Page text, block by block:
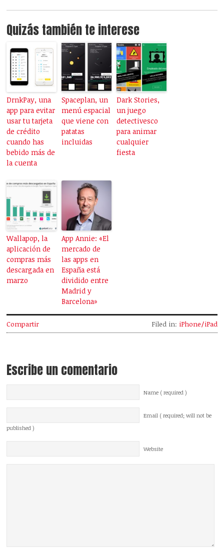
Quizás también te interese
DrnkPay, una
app para evitar
usar tu tarjeta
de crédito
cuando has
bebido más de
la cuenta
Spaceplan, un
menú espacial
que viene con
patatas
incluidas
Dark Stories,
un juego
detectivesco
para animar
cualquier
fiesta
Wallapop, la
aplicación de
compras más
descargada en
marzo
App Annie: «El
mercado de
las apps en
España está
dividido entre
Madrid y
Barcelona»
Compartir Filed in: iPhone/iPad
Escribe un comentario
Name ( required )
Email ( required; will not be
published )
Website